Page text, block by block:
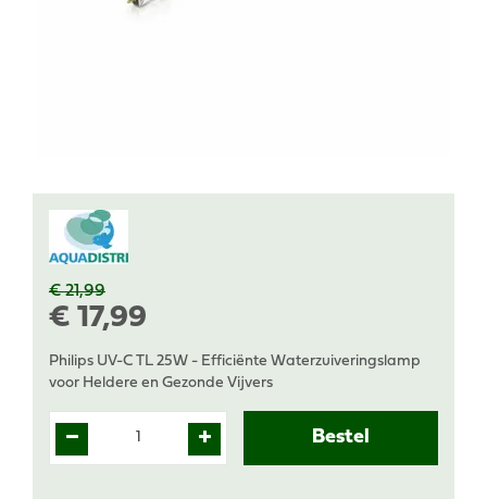
€ 21,99
€ 17,99
Philips UV-C TL 25W - Efficiënte Waterzuiveringslamp
voor Heldere en Gezonde Vijvers